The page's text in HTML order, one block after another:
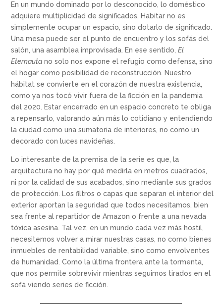
En un mundo dominado por lo desconocido, lo doméstico
adquiere multiplicidad de significados. Habitar no es
simplemente ocupar un espacio, sino dotarlo de significado.
Una mesa puede ser el punto de encuentro y los sofás del
salón, una asamblea improvisada. En ese sentido, El
Eternautano solo nos expone el refugio como defensa, sino
el hogar como posibilidad de reconstrucción. Nuestro
hábitat se convierte en el corazón de nuestra existencia,
como ya nos tocó vivir fuera de la ficción en la pandemia
del 2020. Estar encerrado en un espacio concreto te obliga
a repensarlo, valorando aún más lo cotidiano y entendiendo
la ciudad como una sumatoria de interiores, no como un
decorado con luces navideñas.
Lo interesante de la premisa de la serie es que, la
arquitectura no hay por qué medirla en metros cuadrados,
ni por la calidad de sus acabados, sino mediante sus grados
de protección. Los filtros o capas que separan el interior del
exterior aportan la seguridad que todos necesitamos, bien
sea frente al repartidor de Amazon o frente a una nevada
tóxica asesina. Tal vez, en un mundo cada vez más hostil,
necesitemos volver a mirar nuestras casas, no como bienes
inmuebles de rentabilidad variable, sino como envolventes
de humanidad. Como la última frontera ante la tormenta,
que nos permite sobrevivir mientras seguimos tirados en el
sofá viendo series de ficción.